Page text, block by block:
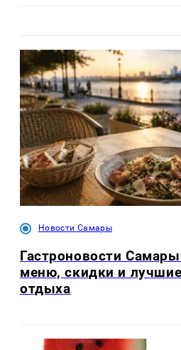
Новости Самары
Гастроновости
меню, скидки и
отдыха